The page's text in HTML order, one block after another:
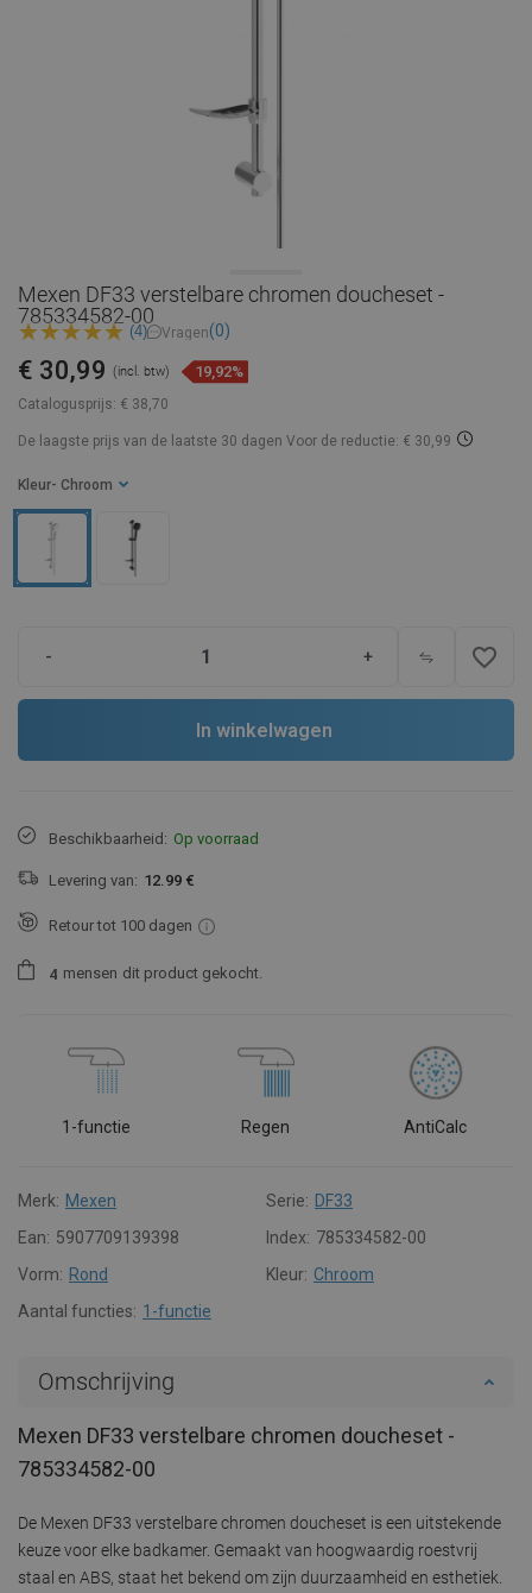
Mexen DF33 verstelbare chromen doucheset -
785334582-00
(4) Vragen(0)
Catalogusprijs: € 38,70
€ 30,99 (incl. btw) 19,92%
De laagste prijs van de laatste 30 dagen Voor de reductie: € 30,99
Kleur - Chroom
- + favorite_border
In winkelwagen
Beschikbaarheid: Op voorraad
Levering van: 12.99 €
Retour tot 100 dagen
4 mensen dit product gekocht.
1-functie Regen AntiCalc
Merk: Mexen Serie: DF33
Ean: 5907709139398 Index: 785334582-00
Vorm: Rond Kleur: Chroom
Aantal functies: 1-functie
Omschrijving
Mexen DF33 verstelbare chromen doucheset -
785334582-00
De Mexen DF33 verstelbare chromen doucheset is een uitstekende
keuze voor elke badkamer. Gemaakt van hoogwaardig roestvrij
staal en ABS, staat het bekend om zijn duurzaamheid en esthetiek.